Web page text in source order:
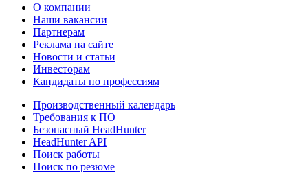
О компании
Наши вакансии
Партнерам
Реклама на сайте
Новости и статьи
Инвесторам
Кандидаты по профессиям
Производственный календарь
Требования к ПО
Безопасный HeadHunter
HeadHunter API
Поиск работы
Поиск по резюме